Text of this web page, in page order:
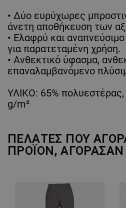
• Δύο ευρύχωρες
άνετη αποθήκευση των
• Ελαφρύ και
για παρατεταμένη χρήση.
• Ανθεκτικό ύφασμα,
επαναλαμβανόμενο
ΥΛΙΚΟ: 65%
g/m²
ΠΕΛΆΤΕΣ ΠΟΥ
ΠΡΟΪΌΝ, ΑΓΌΡΑΣΑΝ